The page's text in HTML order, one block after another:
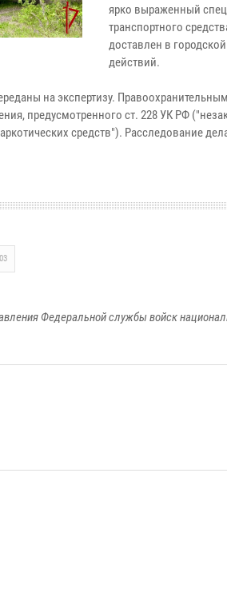
ярко выраженный
транспортного
доставлен в
действий.
на экспертизу.
предусмотренного ст. 228 УК РФ
средств"). Расследование
Федеральной службы войск